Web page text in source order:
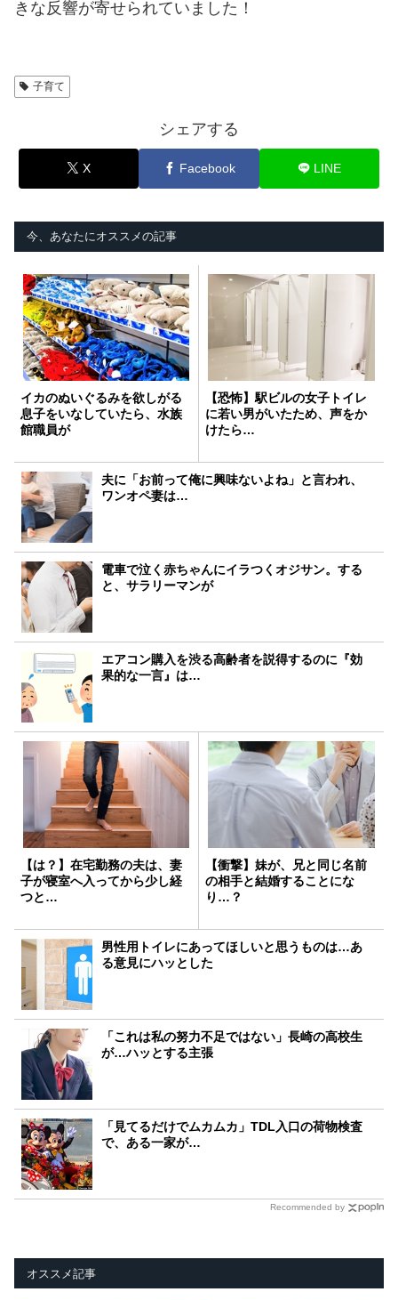
きな反響が寄せられていました！
子育て
シェアする
X Facebook LINE
今、あなたにオススメの記事
イカのぬいぐるみを欲しがる
息子をいなしていたら、水族
館職員が
【恐怖】駅ビルの女子トイレ
に若い男がいたため、声をか
けたら…
夫に「お前って俺に興味ないよね」と言われ、
ワンオペ妻は…
電車で泣く赤ちゃんにイラつくオジサン。する
と、サラリーマンが
エアコン購入を渋る高齢者を説得するのに『効
果的な一言』は…
【は？】在宅勤務の夫は、妻
子が寝室へ入ってから少し経
つと…
【衝撃】妹が、兄と同じ名前
の相手と結婚することにな
り…？
男性用トイレにあってほしいと思うものは…あ
る意見にハッとした
「これは私の努力不足ではない」長崎の高校生
が…ハッとする主張
「見てるだけでムカムカ」TDL入口の荷物検査
で、ある一家が…
Recommended by
オススメ記事